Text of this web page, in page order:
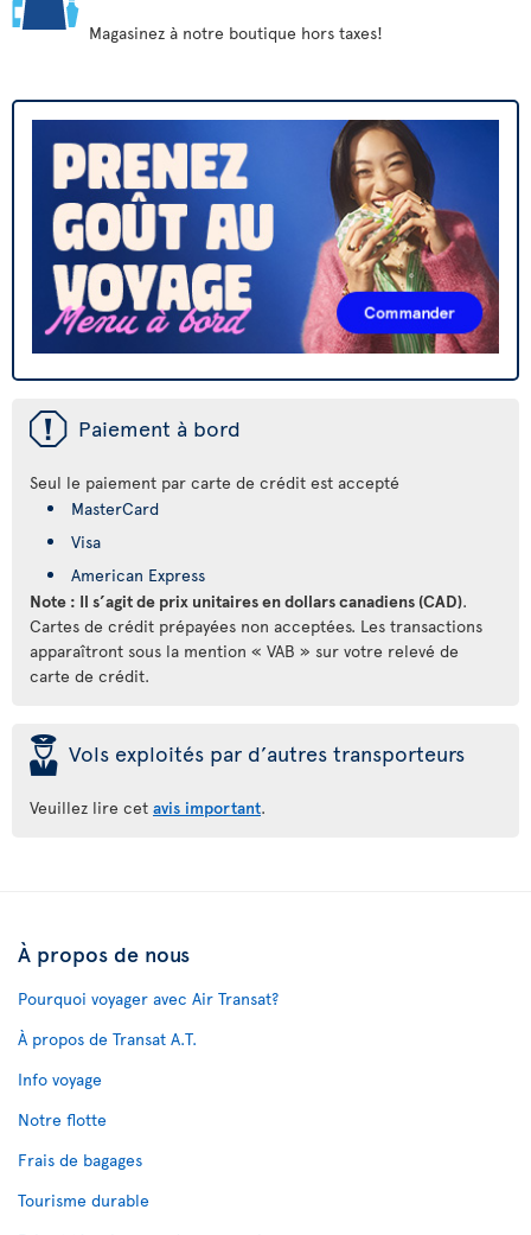
Magasinez à notre boutique hors taxes!
ü Paiement à bord
Seul le paiement par carte de crédit est accepté
MasterCard
Visa
American Express
Note : Il s’agit de prix unitaires en dollars canadiens (CAD).
Cartes de crédit prépayées non acceptées. Les transactions
apparaîtront sous la mention « VAB » sur votre relevé de
carte de crédit.
þ Vols exploités par d’autres transporteurs
Veuillez lire cet avis important.
À propos de nous
Pourquoi voyager avec Air Transat?
À propos de Transat A.T.
Info voyage
Notre flotte
Frais de bagages
Tourisme durable